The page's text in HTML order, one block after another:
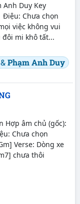
Anh Duy Key
Chưa chọn
việc không vui
đôi mi khô tất...
Phạm Anh Duy
Hợp âm chủ (gốc):
Chưa chọn
Verse: Dòng xe
chưa thôi